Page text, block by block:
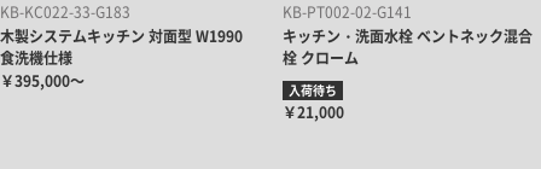
KB-KC022-33-G183
木製システムキッチン 対面型 W1990
食洗機仕様
￥395,000～
KB-PT002-02-G141
キッチン・洗面水栓 ベントネック混合
栓 クローム
入荷待ち
￥21,000